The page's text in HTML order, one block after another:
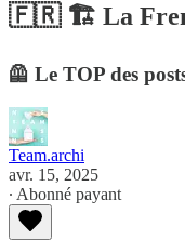
🇫🇷 🏗️ La
🦺 Le TOP des
Team.archi
avr. 15, 2025
∙ Abonné payant